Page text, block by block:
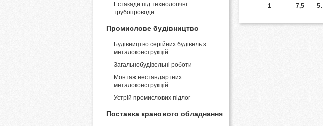
Естакади під технологічні
трубопроводи
Промислове будівництво
Будівництво серійних будівель з
металоконструкцій
Загальнобудівельні роботи
Монтаж нестандартних
металоконструкцій
Устрій промислових підлог
Поставка кранового обладнання
1 7,5